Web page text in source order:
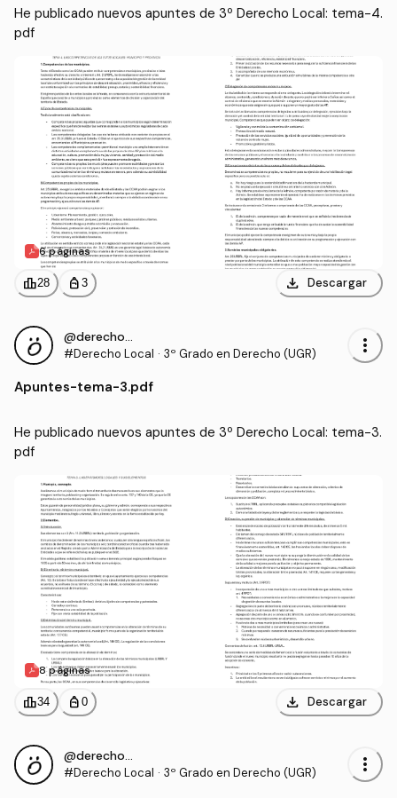
He publicado nuevos apuntes de 3º Derecho Local: tema-4.
pdf
6 páginas
leaderboard28 personal_bag 3 download Descargar
@derecho_2003
#Derecho Local · 3º Grado en Derecho (UGR) more_vert
Apuntes-tema-3.pdf
He publicado nuevos apuntes de 3º Derecho Local: tema-3.
pdf
8 páginas
leaderboard34 personal_bag 0 download Descargar
@derecho_2003
#Derecho Local · 3º Grado en Derecho (UGR) more_vert